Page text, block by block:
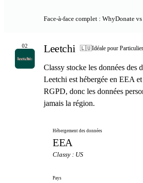
Face-à-face complet : WhyDonate
02 Leetchi 🇱🇺Idéale pour
Classy stocke les données des
Leetchi est hébergée en EEA
RGPD, donc les données
jamais la région.
Hébergement des données
EEA
Classy : US
Pays